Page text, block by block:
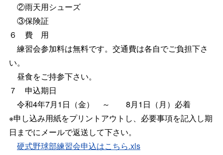
②雨天用シューズ
③保険証
６ 費 用
練習会参加料は無料です。交通費は各自でご負担下さ
い。
昼食をご持参下さい。
７ 申込期日
令和4年7月1日（金） ～ 8月1日（月）必着
※申し込み用紙をプリントアウトし、必要事項を記入し期
日までにメールで返送して下さい。
硬式野球部練習会申込はこちら.xls